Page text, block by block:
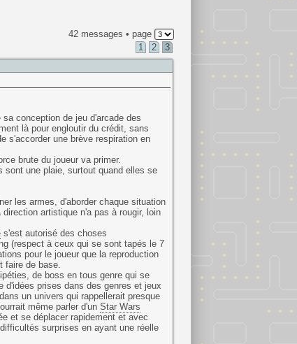
42 messages • page
1
2 3
conception de jeu d'arcade des
là pour engloutir du crédit, sans
s'accorder une brève respiration en
brute du joueur va primer.
une plaie, surtout quand elles se
les armes, d'aborder chaque situation
artistique n'a pas à rougir, loin
s'est autorisé des choses
(respect à ceux qui se sont tapés le 7
pour le joueur que la reproduction
faire de base.
de boss en tous genre qui se
prises dans des genres et jeux
un univers qui rappellerait presque
même parler d'un Star Wars
et se déplacer rapidement et avec
surprises en ayant une réelle